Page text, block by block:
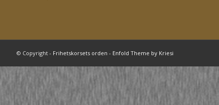
© Copyright - Frihetskorsets orden - Enfold Theme by Kriesi